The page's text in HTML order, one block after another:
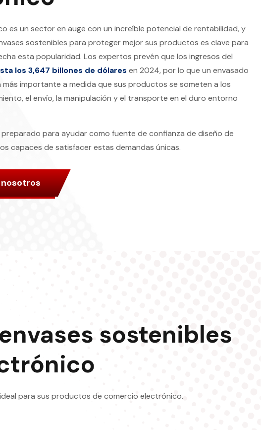
es un sector en auge con un increíble potencial de rentabilidad, y
sostenibles para proteger mejor sus productos es clave para
esta popularidad. Los expertos prevén que los ingresos del
los 3,647 billones de dólares en 2024, por lo que un envasado
más importante a medida que sus productos se someten a los
el envío, la manipulación y el transporte en el duro entorno
para ayudar como fuente de confianza de diseño de
capaces de satisfacer estas demandas únicas.
sostenibles
para sus productos de comercio electrónico.